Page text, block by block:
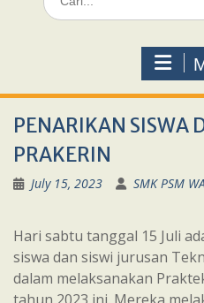
for:
PENARIKAN SISWA
PRAKERIN
July 15, 2023 SMK PSM
Hari sabtu tanggal 15 Juli
siswa dan siswi jurusan
dalam melaksanakan